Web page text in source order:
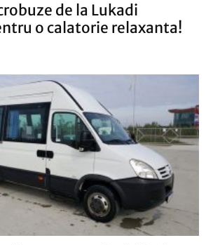
de la Lukadi
o calatorie relaxanta!